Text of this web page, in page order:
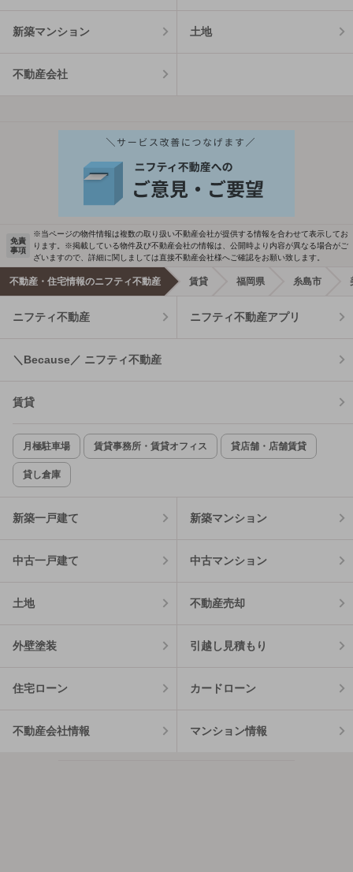
新築マンション 土地
不動産会社
免責
事項
※当ページの物件情報は複数の取り扱い不動産会社が提供する情報を合わせて表示してお
ります。※掲載している物件及び不動産会社の情報は、公開時より内容が異なる場合がご
ざいますので、詳細に関しましては直接不動産会社様へご確認をお願い致します。
不動産・住宅情報のニフティ不動産 賃貸 福岡県 糸島市
ニフティ不動産 ニフティ不動産アプリ
＼Because／ ニフティ不動産
賃貸
月極駐車場 賃貸事務所・賃貸オフィス 貸店舗・店舗賃貸
貸し倉庫
新築一戸建て 新築マンション
中古一戸建て 中古マンション
土地 不動産売却
外壁塗装 引越し見積もり
住宅ローン カードローン
不動産会社情報 マンション情報